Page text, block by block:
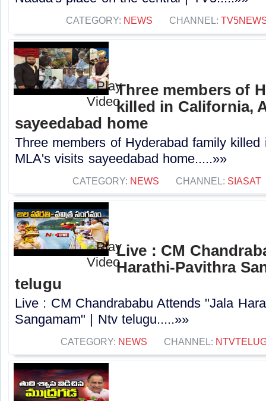
CATEGORY: NEWS CHANNEL:
Three members of
killed in California,
sayeedabad home
Three members of Hyderabad family killed
MLA's visits sayeedabad home.....»»
CATEGORY: NEWS CHANNEL: SIASAT
Live : CM
Harathi-Pavithra
telugu
Live : CM Chandrababu Attends "Jala
Sangamam" | Ntv telugu.....»»
CATEGORY: NEWS CHANNEL: